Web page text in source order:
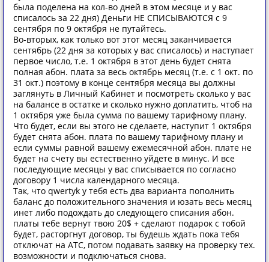
была поделена на кол-во дней в этом месяце и у вас
списалось за 22 дня) Деньги НЕ СПИСЫВАЮТСЯ с 9
сентября по 9 октября не путайтесь.
Во-вторых, как только вот этот месяц заканчивается
сентябрь (22 дня за которых у вас списалось) и наступает
первое число, т.е. 1 октября в этот день будет снята
полная абон. плата за весь октябрь месяц (т.е. с 1 окт. по
31 окт.) поэтому в конце сентября месяца вы должны
заглянуть в Личный Кабинет и посмотреть сколько у вас
на балансе в остатке и сколько нужно доплатить, чтоб на
1 октября уже была сумма по вашему тарифному плану.
Что будет, если вы этого не сделаете, наступит 1 октября
будет снята абон. плата по вашему тарифному плану и
если суммы равной вашему ежемесячной абон. плате не
будет на счету вы естественно уйдете в минус. И все
последующие месяцы у вас списывается по согласно
договору 1 числа календарного месяца.
Так, что qwertyk у тебя есть два варианта пополнить
баланс до положительного значения и юзать весь месяц
инет либо подождать до следующего списания абон.
платы тебе вернут твою 20$ + сделают подарок с тобой
будет, расторгнут договор, ты будешь ждать пока тебя
отключат на АТС, потом подавать заявку на проверку тех.
возможности и подключаться снова.